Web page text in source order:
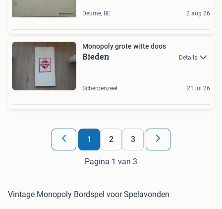
Deurne, BE 2 aug 26
Monopoly grote witte doos
Bieden Details
Scherpenzeel 21 jul 26
1 2 3
Pagina 1 van 3
Vintage Monopoly Bordspel voor Spelavonden